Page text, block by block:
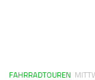
FAHRRADTOUREN